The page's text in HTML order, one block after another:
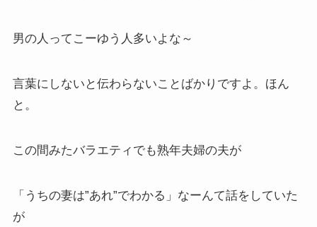
男の人ってこーゆう人多いよな～
言葉にしないと伝わらないことばかりですよ。ほん
と。
この間みたバラエティでも熟年夫婦の夫が
「うちの妻は”あれ”でわかる」なーんて話をしていた
が